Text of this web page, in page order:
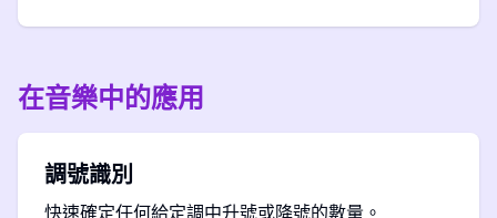
在音樂中的應用
調號識別
快速確定任何給定調中升號或降號的數量。